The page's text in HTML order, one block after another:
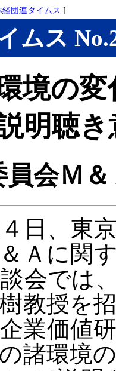
経団連タイムス ]
ムス
境の
明聴
員会Ｍ
日、東
Ａに関
会では
教授を
業価値
諸環境